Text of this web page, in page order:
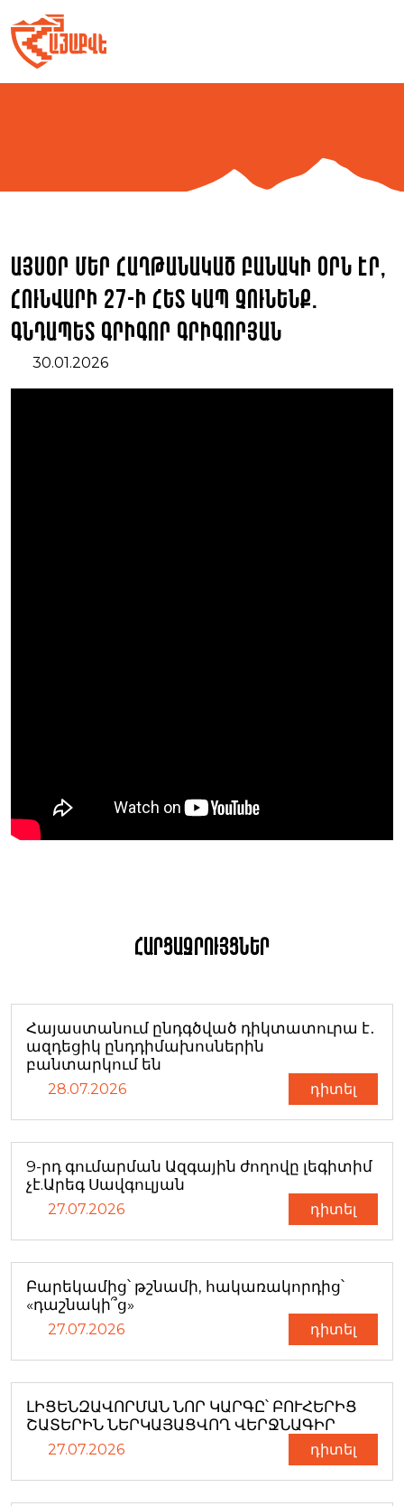
to
content
Այսօր մեր հաղթանակած բանակի օրն էր,
հունվարի 27-ի հետ կապ չունենք.
գնդապետ Գրիգոր Գրիգորյան
30.01.2026
Հարցազրույցներ
Հայաստանում ընդգծված դիկտատուրա է․
ազդեցիկ ընդդիմախոսներին
բանտարկում են
28.07.2026 դիտել
9-րդ գումարման Ազգային ժողովը լեգիտիմ
չէ.Արեգ Սավգուլյան
27.07.2026 դիտել
Բարեկամից՝ թշնամի, հակառակորդից՝
«դաշնակի՞ց»
27.07.2026 դիտել
ԼԻՑԵՆԶԱՎՈՐՄԱՆ ՆՈՐ ԿԱՐԳԸ՝ ԲՈՒՀԵՐԻՑ
ՇԱՏԵՐԻՆ ՆԵՐԿԱՅԱՑՎՈՂ ՎԵՐՋՆԱԳԻՐ
27.07.2026 դիտել